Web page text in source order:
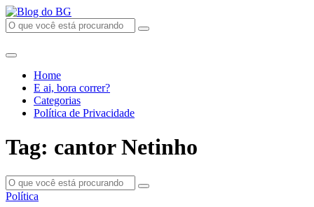
Home
E ai, bora correr?
Categorias
Política de Privacidade
Tag: cantor Netinho
Política